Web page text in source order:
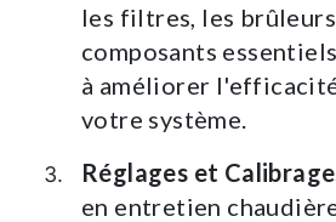
les filtres, les
composants
à améliorer
votre système.
Réglages et
en entretien